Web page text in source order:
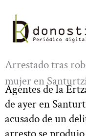
contenido
Arrestado tras
mujer en
Agentes de la
de ayer en
acusado de un